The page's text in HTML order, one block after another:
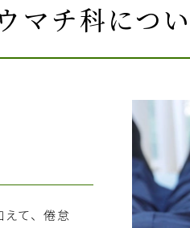
マチ科につ
て、倦怠